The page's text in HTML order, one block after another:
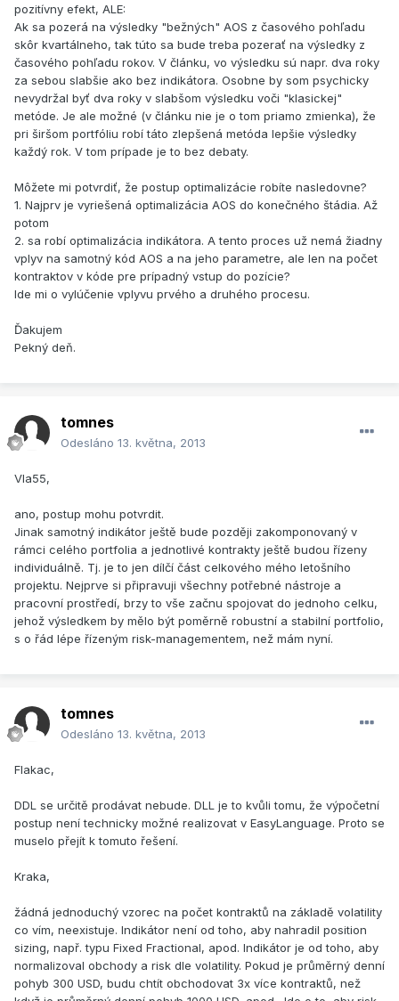
pozitívny efekt, ALE:
Ak sa pozerá na výsledky "bežných" AOS z časového pohľadu
skôr kvartálneho, tak túto sa bude treba pozerať na výsledky z
časového pohľadu rokov. V článku, vo výsledku sú napr. dva roky
za sebou slabšie ako bez indikátora. Osobne by som psychicky
nevydržal byť dva roky v slabšom výsledku voči "klasickej"
metóde. Je ale možné (v článku nie je o tom priamo zmienka), že
pri širšom portfóliu robí táto zlepšená metóda lepšie výsledky
každý rok. V tom prípade je to bez debaty.
Môžete mi potvrdiť, že postup optimalizácie robíte nasledovne?
1. Najprv je vyriešená optimalizácia AOS do konečného štádia. Až
potom
2. sa robí optimalizácia indikátora. A tento proces už nemá žiadny
vplyv na samotný kód AOS a na jeho parametre, ale len na počet
kontraktov v kóde pre prípadný vstup do pozície?
Ide mi o vylúčenie vplyvu prvého a druhého procesu.
Ďakujem
Pekný deň.
tomnes
Odesláno 13. května, 2013
Vla55,
ano, postup mohu potvrdit.
Jinak samotný indikátor ještě bude později zakomponovaný v
rámci celého portfolia a jednotlivé kontrakty ještě budou řízeny
individuálně. Tj. je to jen dílčí část celkového mého letošního
projektu. Nejprve si připravuji všechny potřebné nástroje a
pracovní prostředí, brzy to vše začnu spojovat do jednoho celku,
jehož výsledkem by mělo být poměrně robustní a stabilní portfolio,
s o řád lépe řízeným risk-managementem, než mám nyní.
tomnes
Odesláno 13. května, 2013
Flakac,
DDL se určitě prodávat nebude. DLL je to kvůli tomu, že výpočetní
postup není technicky možné realizovat v EasyLanguage. Proto se
muselo přejít k tomuto řešení.
Kraka,
žádná jednoduchý vzorec na počet kontraktů na základě volatility
co vím, neexistuje. Indikátor není od toho, aby nahradil position
sizing, např. typu Fixed Fractional, apod. Indikátor je od toho, aby
normalizoval obchody a risk dle volatility. Pokud je průměrný denní
pohyb 300 USD, budu chtít obchodovat 3x více kontraktů, než